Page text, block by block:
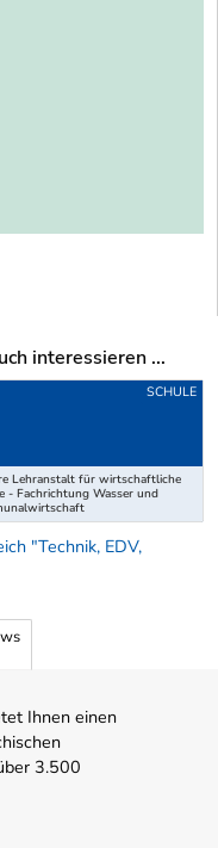
interessieren ...
Lehranstalt für wirtschaftliche
- Fachrichtung Wasser und
SCHULE
"Technik, EDV,
Ihnen einen
3.500